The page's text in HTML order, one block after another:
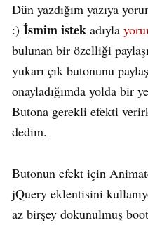
Dün yazdığım yazıya
:) İsmim istek adıyla
bulunan bir özelliği
yukarı çık butonunu
onayladığımda yolda bir
Butona gerekli efekti
dedim.
Butonun efekt için
jQuery eklentisini
az birşey dokunulmuş